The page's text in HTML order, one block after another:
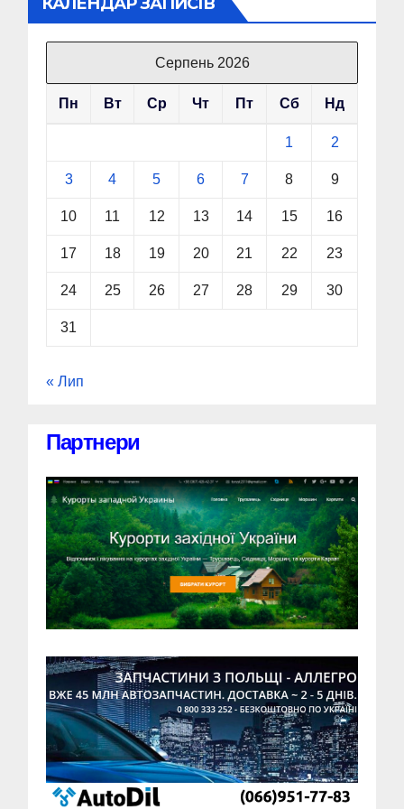
Серпень 2026
Пн Вт Ср Чт Пт Сб Нд
1 2
3 4 5 6 7 8 9
10 11 12 13 14 15 16
17 18 19 20 21 22 23
24 25 26 27 28 29 30
31
« Лип
Партнери